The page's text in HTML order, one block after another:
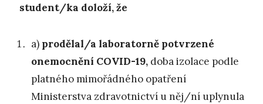
student/ka doloží, že
a) prodělal/a laboratorně potvrzené
onemocnění COVID-19, doba izolace podle
platného mimořádného opatření
Ministerstva zdravotnictví u něj/ní uplynula